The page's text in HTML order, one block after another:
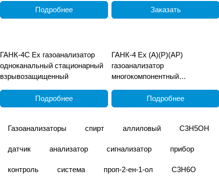
Подробнее Заказать
ГАНК-4С Ех газоанализатор
одноканальный стационарный
взрывозащищенный
Подробнее
ГАНК-4 Ех (А)(Р)(АР)
газоанализатор
многокомпонентный
переноснойПодробнее
Газоанализаторы спирт аллиловый C3H5OH
датчик анализатор сигнализатор прибор
контроль система проп-2-ен-1-ол C3H6O